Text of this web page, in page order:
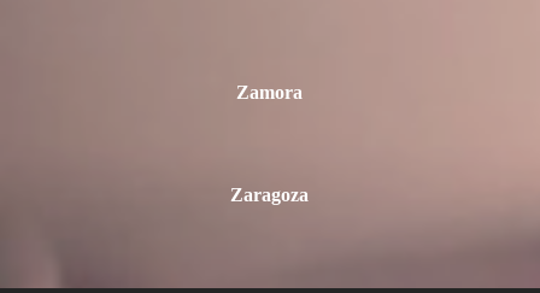
Zamora
Zaragoza